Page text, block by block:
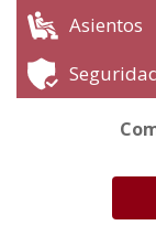
Asientos